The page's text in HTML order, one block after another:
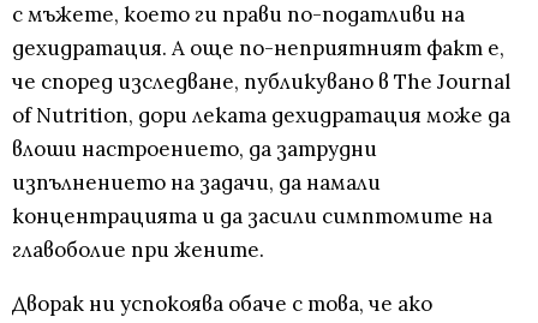
с мъжете, което ги прави по-податливи на
дехидратация. А още по-неприятният факт е,
че според изследване, публикувано в The Journal
of Nutrition, дори леката дехидратация може да
влоши настроението, да затрудни
изпълнението на задачи, да намали
концентрацията и да засили симптомите на
главоболие при жените.
Дворак ни успокоява обаче с това, че ако